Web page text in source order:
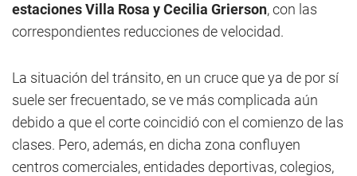
estaciones Villa Rosa y Cecilia Grierson, con las
correspondientes reducciones de velocidad.
La situación del tránsito, en un cruce que ya de por sí
suele ser frecuentado, se ve más complicada aún
debido a que el corte coincidió con el comienzo de las
clases. Pero, además, en dicha zona confluyen
centros comerciales, entidades deportivas, colegios,